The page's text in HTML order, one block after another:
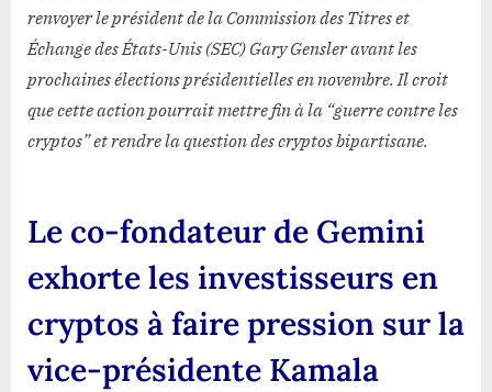
renvoyer le président de la Commission des Titres et
Échange des États-Unis (SEC) Gary Gensler avant les
prochaines élections présidentielles en novembre. Il croit
que cette action pourrait mettre fin à la “guerre contre les
cryptos” et rendre la question des cryptos bipartisane.
Le co-fondateur de Gemini
exhorte les investisseurs en
cryptos à faire pression sur la
vice-présidente Kamala